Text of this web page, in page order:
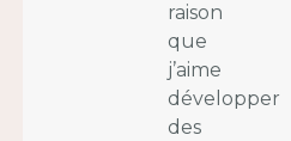
raison
que
j’aime
développer
des